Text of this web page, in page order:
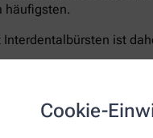
Cookie-
häufigsten.
ist